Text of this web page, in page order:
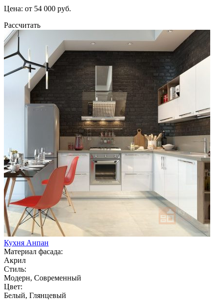
Цена: от 54 000 руб.
Рассчитать
Кухня Анпан
Материал фасада:
Акрил
Стиль:
Модерн, Современный
Цвет:
Белый, Глянцевый